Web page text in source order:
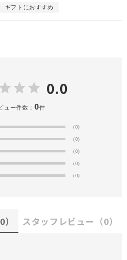
ギフトにおすすめ
0.0
ュー件数： 0件
(0)
(0)
(0)
(0)
(0)
） スタッフレビュー （0）